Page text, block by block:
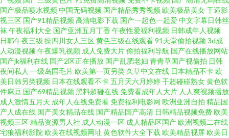
产一级视频欧美日本 午夜9av网站 色情小视频 黑丝国产在线观看 91p久久草
影视 午夜成人一区 黑丝后入69 久久视频六 老湿机午夜十分钟视频 AV免费在
线观看网站 第一精品富利大全 亚洲日韩久久网址 欧美a日韩视频 99视频 国产
99久久九九精品小鲜肉 青青草原一区二区 欧美内射色情 殴美色国 欧美婷婷
色成人网 色呦呦官网 91洮色99 91好色网址 欧美日韩国产成人 草莓APP 乱插
AV网址 日本成人精品一区二区 国产精品性爱一二三 色女生导航 超碰成人无
国产极品喷水视频中国无码视频 国产精品秀秀视频欧美极品美女干逼影
视三区 国产91精品视频高清电影下载 国产一起色一起爱中文字幕日韩丝
袜 午夜福利大全 国产亚洲五月丁香 午夜性爱福利视频 日韩成年人视频
日韩午夜三级 操四川女人三区黄色三级在线观看91天堂偷拍视频3d成
人动漫视频午夜爆乳视频 成人免费大片偷拍福利导航 国产在线播放网站
国产jk福利在线 国产2区正在播放 国产乱肥老妇 青青草国产视偷拍 日韩
夜间私人 一级岛国毛片欧美第一页另类 久草中文在线 日本精品不卡欧
美日韩另类视频 日本在线观看不卡五月天六月婷婷干超碰碰熟女黄色软
件麻豆 国产69精品视频黑料超碰在线免费看成年人大片 人人爽视频播放
成人激情五月天 成年人在线免费看免费福利电影网 欧洲亚洲自拍 精品国
产人成在线 国产美女精品在线 国产精品国产高清 日韩精品视频免费欧美
视频三区精品资源男人社 成人动漫一区 成人精品区国产欧洲视频二在线
宅狼福利影院 欧美在线视频网址 黄色软件大全下载 欧美精品视屏欧美日